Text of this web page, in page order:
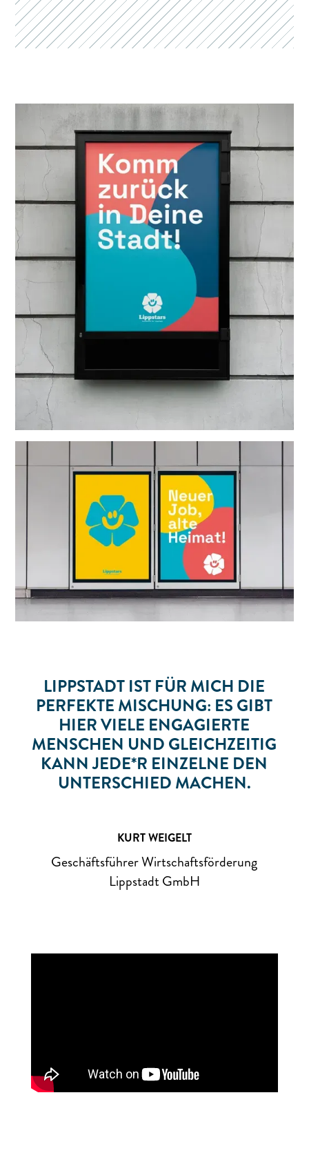
LIPPSTADT IST FÜR MICH DIE
PERFEKTE MISCHUNG: ES GIBT
HIER VIELE ENGAGIERTE
MENSCHEN UND GLEICHZEITIG
KANN JEDE*R EINZELNE DEN
UNTERSCHIED MACHEN.
KURT WEIGELT
Geschäftsführer Wirtschaftsförderung
Lippstadt GmbH